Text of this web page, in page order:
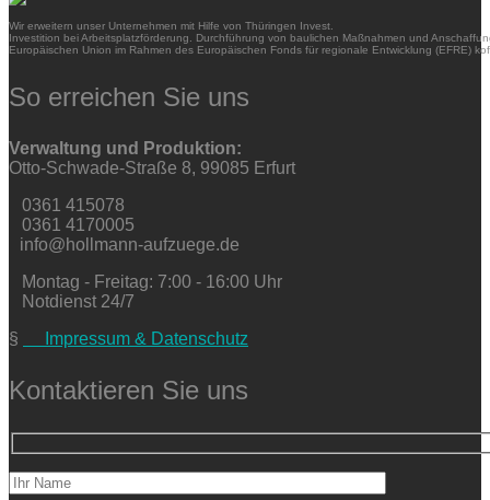
Wir erweitern unser Unternehmen mit Hilfe von Thüringen Invest.
Investition bei Arbeitsplatzförderung. Durchführung von baulichen Maßnahmen und
Europäischen Union im Rahmen des Europäischen Fonds für regionale Entwicklung (EFRE)
So erreichen Sie uns
Verwaltung und Produktion:
Otto-Schwade-Straße 8, 99085 Erfurt
0361 415078
0361 4170005
info@hollmann-aufzuege.de
Montag - Freitag: 7:00 - 16:00 Uhr
Notdienst 24/7
§
Impressum & Datenschutz
Kontaktieren Sie uns